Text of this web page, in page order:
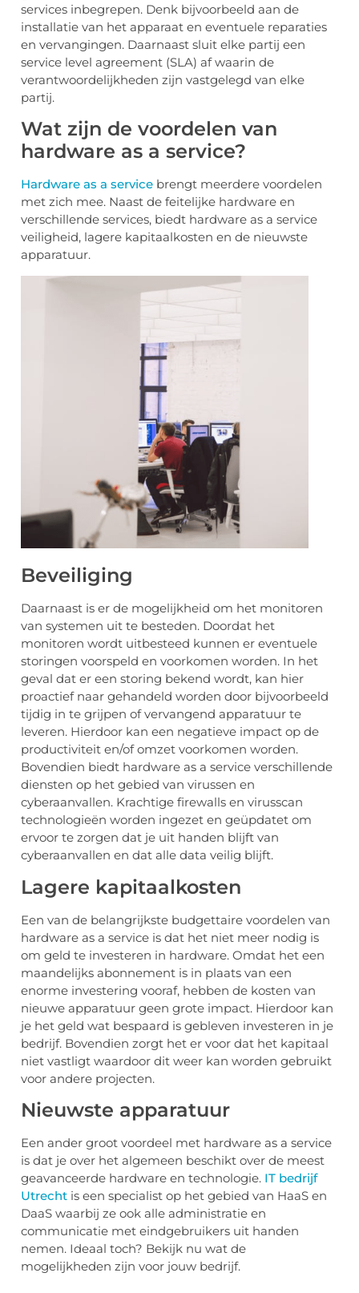
services inbegrepen. Denk bijvoorbeeld aan de
installatie van het apparaat en eventuele reparaties
en vervangingen. Daarnaast sluit elke partij een
service level agreement (SLA) af waarin de
verantwoordelijkheden zijn vastgelegd van elke
partij.
Wat zijn de voordelen van
hardware as a service?
Hardware as a service brengt meerdere voordelen
met zich mee. Naast de feitelijke hardware en
verschillende services, biedt hardware as a service
veiligheid, lagere kapitaalkosten en de nieuwste
apparatuur.
Beveiliging
Daarnaast is er de mogelijkheid om het monitoren
van systemen uit te besteden. Doordat het
monitoren wordt uitbesteed kunnen er eventuele
storingen voorspeld en voorkomen worden. In het
geval dat er een storing bekend wordt, kan hier
proactief naar gehandeld worden door bijvoorbeeld
tijdig in te grijpen of vervangend apparatuur te
leveren. Hierdoor kan een negatieve impact op de
productiviteit en/of omzet voorkomen worden.
Bovendien biedt hardware as a service verschillende
diensten op het gebied van virussen en
cyberaanvallen. Krachtige firewalls en virusscan
technologieën worden ingezet en geüpdatet om
ervoor te zorgen dat je uit handen blijft van
cyberaanvallen en dat alle data veilig blijft.
Lagere kapitaalkosten
Een van de belangrijkste budgettaire voordelen van
hardware as a service is dat het niet meer nodig is
om geld te investeren in hardware. Omdat het een
maandelijks abonnement is in plaats van een
enorme investering vooraf, hebben de kosten van
nieuwe apparatuur geen grote impact. Hierdoor kan
je het geld wat bespaard is gebleven investeren in je
bedrijf. Bovendien zorgt het er voor dat het kapitaal
niet vastligt waardoor dit weer kan worden gebruikt
voor andere projecten.
Nieuwste apparatuur
Een ander groot voordeel met hardware as a service
is dat je over het algemeen beschikt over de meest
geavanceerde hardware en technologie. IT bedrijf
Utrecht is een specialist op het gebied van HaaS en
DaaS waarbij ze ook alle administratie en
communicatie met eindgebruikers uit handen
nemen. Ideaal toch? Bekijk nu wat de
mogelijkheden zijn voor jouw bedrijf.